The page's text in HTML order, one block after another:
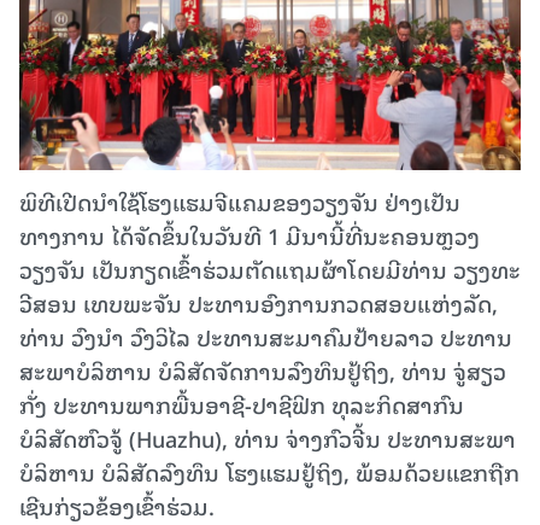
ພິທີເປີດນໍາໃຊ້ໂຮງແຮມຈີແຄມຂອງວຽງຈັນ ຢ່າງເປັນ
ທາງການ ໄດ້ຈັດຂຶ້ນໃນວັນທີ 1 ມີນານີ້ທີ່ນະຄອນຫຼວງ
ວຽງຈັນ ເປັນກຽດເຂົ້າຮ່ວມຕັດແຖມຜ້າໂດຍມີທ່ານ ວຽງທະ
ວີສອນ ເທບພະຈັນ ປະທານອົງການກວດສອບແຫ່ງລັດ,
ທ່ານ ວົງນໍາ ວົງວິໄລ ປະທານສະມາຄົມປ້າຍລາວ ປະທານ
ສະພາບໍລິຫານ ບໍລິສັດຈັດການລົງທຶນຢູ້ຖິງ, ທ່ານ ຈູ່ສຽວ
ກັ່ງ ປະທານພາກພື້ນອາຊີ-ປາຊີຟິກ ທຸລະກິດສາກົນ
ບໍລິສັດຫົວຈູ້ (Huazhu), ທ່ານ ຈ່າງກົວຈີ້ນ ປະທານສະພາ
ບໍລິຫານ ບໍລິສັດລົງທຶນ ໂຮງແຮມຢູ້ຖິງ, ພ້ອມດ້ວຍແຂກຖືກ
ເຊີນກ່ຽວຂ້ອງເຂົ້າຮ່ວມ.